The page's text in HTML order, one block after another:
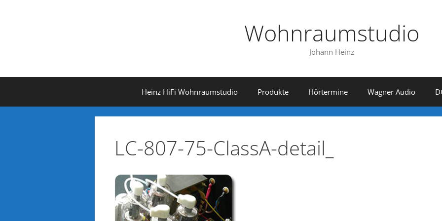
Wohnraumstudio
Johann Heinz
Heinz HiFi Wohnraumstudio Produkte Hörtermine Wagner Audio
LC-807-75-ClassA-detail_